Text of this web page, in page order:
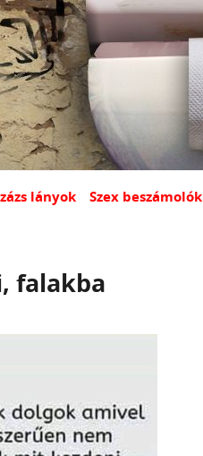
lányok Szex beszámolók
falakba